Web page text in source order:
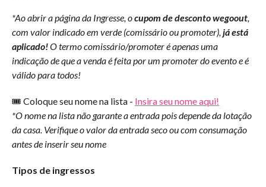
*Ao abrir a página da Ingresse, ocupom de desconto wegoout,
com valor indicado em verde (comissário ou promoter),já está
aplicado!O termo comissário/promoter é apenas uma
indicação de que a venda é feita por um promoter do evento e é
válido para todos!
🎟️ Coloque seu nome na lista - Insira seu nome aqui!
*O nome na lista não garante a entrada pois depende da lotação
da casa. Verifique o valor da entrada seco ou com consumação
antes de inserir seu nome
Tipos de ingressos